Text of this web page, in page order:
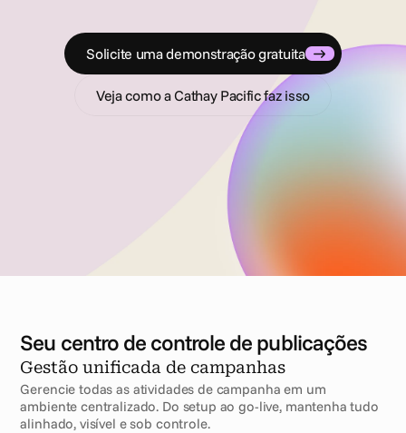
tarefas repetitivas e bem-vindo à uma execução sem atritos.
Solicite uma demonstração gratuita
Veja como a Cathay Pacific faz isso
Seu centro de controle de publicações
Gestão unificada de campanhas
Gerencie todas as atividades de campanha em um
ambiente centralizado. Do setup ao go-live, mantenha tudo
alinhado, visível e sob controle.